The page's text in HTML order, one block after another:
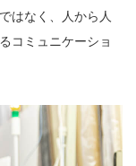
はなく、人から人
コミュニケーショ